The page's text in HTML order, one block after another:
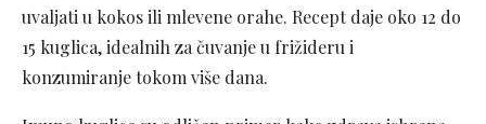
uvaljati u kokos ili mlevene orahe. Recept daje oko 12 do
15 kuglica, idealnih za čuvanje u frižideru i
konzumiranje tokom više dana.